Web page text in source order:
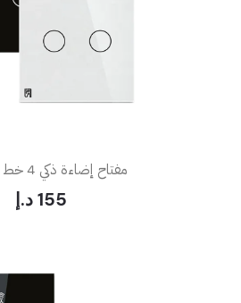
مفتاح إضاءة ذكي 4 خط واي فاي
155 د.إ